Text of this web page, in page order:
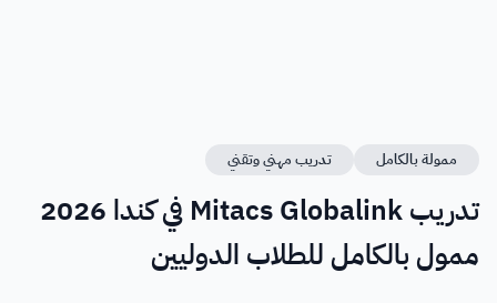
ممولة بالكامل تدريب مهني وتقني
تدريب Mitacs Globalink في كندا 2026
ممول بالكامل للطلاب الدوليين